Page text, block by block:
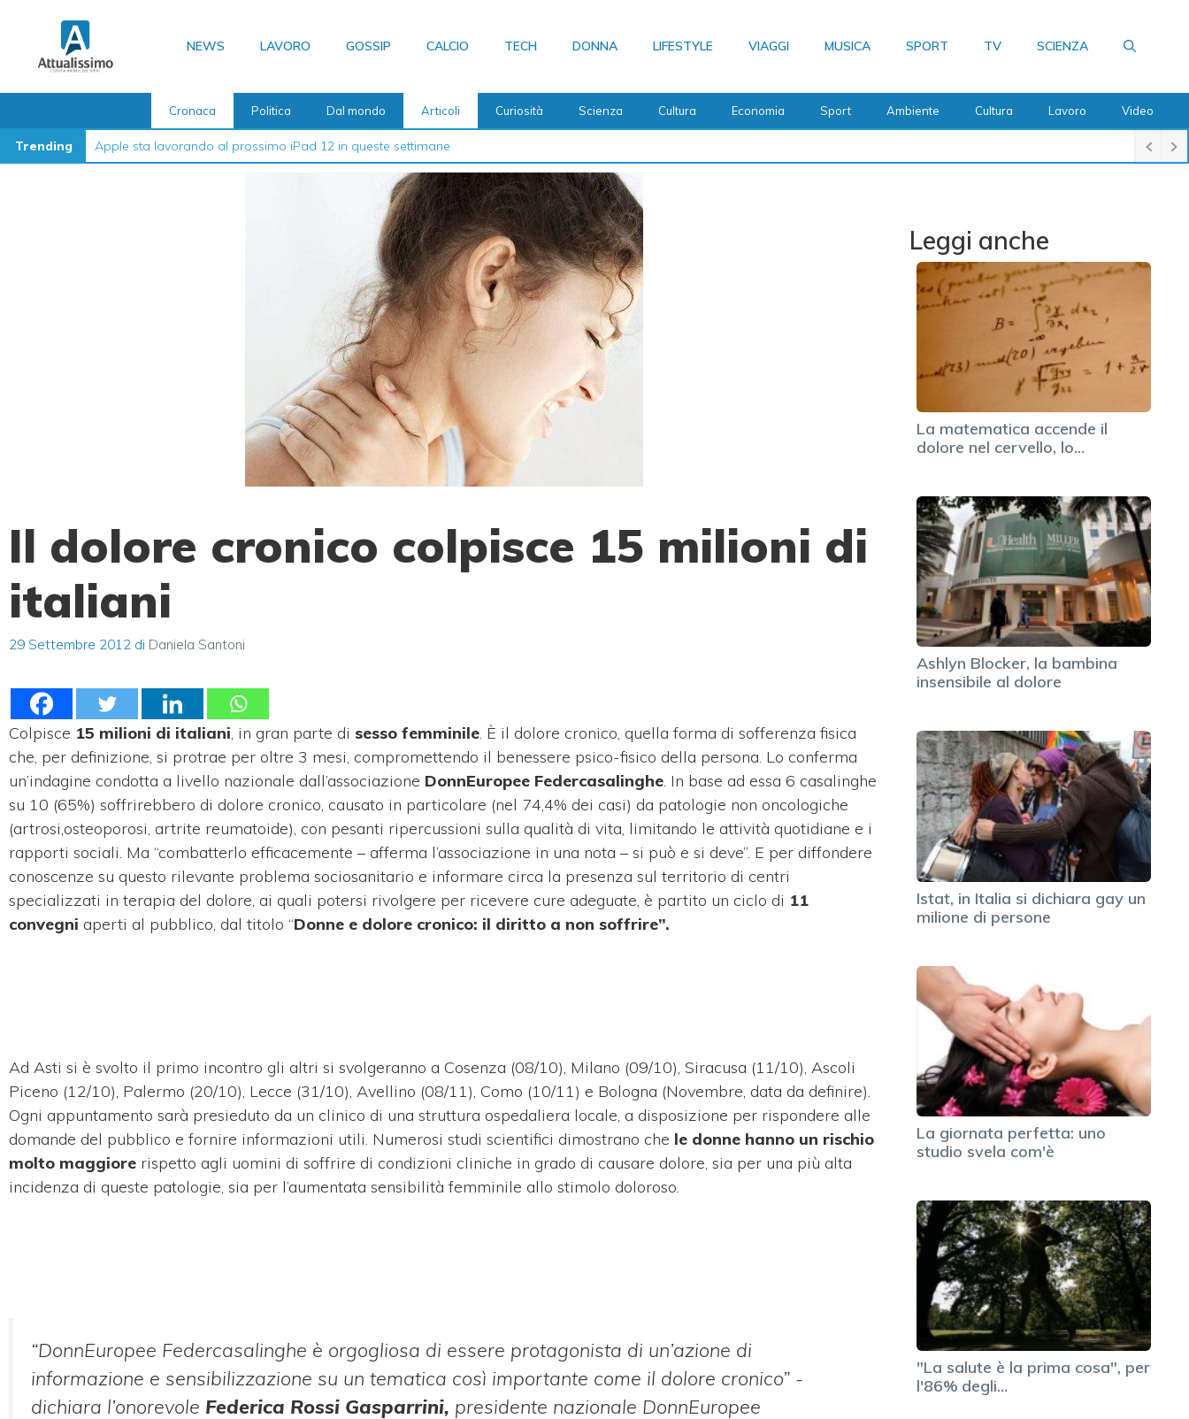
contenuto
NEWS LAVORO GOSSIP CALCIO TECH DONNA LIFESTYLE VIAGGI MUSICA SPORT TV SCIENZA
Cronaca Politica Dal mondo Articoli Curiosità Scienza Cultura Economia Sport Ambiente Cultura Lavoro Video
Trending La guida definitiva su come formattare l’iPhone nel 2026
Il dolore cronico colpisce 15 milioni di
italiani
29 Settembre 2012 di Daniela Santoni
Colpisce 15 milioni di italiani , in gran parte di sesso femminile . È il dolore cronico, quella forma di sofferenza fisica
che, per definizione, si protrae per oltre 3 mesi, compromettendo il benessere psico-fisico della persona. Lo conferma
un’indagine condotta a livello nazionale dall’associazione DonnEuropee Federcasalinghe . In base ad essa 6 casalinghe
su 10 (65%) soffrirebbero di dolore cronico, causato in particolare (nel 74,4% dei casi) da patologie non oncologiche
(artrosi,osteoporosi, artrite reumatoide), con pesanti ripercussioni sulla qualità di vita, limitando le attività quotidiane e i
rapporti sociali. Ma “combatterlo efficacemente – afferma l’associazione in una nota – si può e si deve”. E per diffondere
conoscenze su questo rilevante problema sociosanitario e informare circa la presenza sul territorio di centri
specializzati in terapia del dolore, ai quali potersi rivolgere per ricevere cure adeguate, è partito un ciclo di 11
convegni aperti al pubblico, dal titolo “Donne e dolore cronico: il diritto a non soffrire”.
Ad Asti si è svolto il primo incontro gli altri si svolgeranno a Cosenza (08/10), Milano (09/10), Siracusa (11/10), Ascoli
Piceno (12/10), Palermo (20/10), Lecce (31/10), Avellino (08/11), Como (10/11) e Bologna (Novembre, data da definire).
Ogni appuntamento sarà presieduto da un clinico di una struttura ospedaliera locale, a disposizione per rispondere alle
domande del pubblico e fornire informazioni utili. Numerosi studi scientifici dimostrano che le donne hanno un rischio
molto maggiore rispetto agli uomini di soffrire di condizioni cliniche in grado di causare dolore, sia per una più alta
incidenza di queste patologie, sia per l’aumentata sensibilità femminile allo stimolo doloroso.
“DonnEuropee Federcasalinghe è orgogliosa di essere protagonista di un’azione di
informazione e sensibilizzazione su un tematica così importante come il dolore cronico” -
dichiara l’onorevole Federica Rossi Gasparrini, presidente nazionale DonnEuropee
Leggi anche
La matematica accende il
dolore nel cervello, lo…
Ashlyn Blocker, la bambina
insensibile al dolore
Istat, in Italia si dichiara gay un
milione di persone
La giornata perfetta: uno
studio svela com'è
"La salute è la prima cosa", per
l'86% degli…